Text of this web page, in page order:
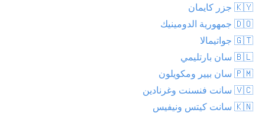
🇰🇾 جزر كايمان
🇩🇴 جمهورية الدومينيك
🇬🇹 جواتيمالا
🇧🇱 سان بارتليمي
🇵🇲 سان بيير ومكويلون
🇻🇨 سانت فنسنت وغرنادين
🇰🇳 سانت كيتس ونيفيس